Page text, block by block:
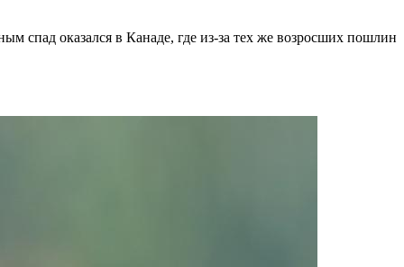
спад оказался в Канаде, где из-за тех же возросших пошлин